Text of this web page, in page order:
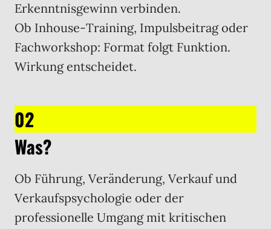
Erkenntnisgewinn verbinden.
Ob Inhouse-Training, Impulsbeitrag oder
Fachworkshop: Format folgt Funktion.
Wirkung entscheidet.
02
Was?
Ob Führung, Veränderung, Verkauf und
Verkaufspsychologie oder der
professionelle Umgang mit kritischen